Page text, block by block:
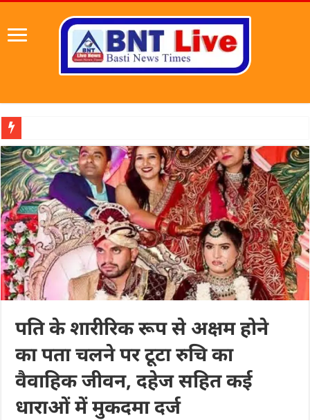
पति के शारीरिक रूप से अक्षम होने
का पता चलने पर टूटा रुचि का
वैवाहिक जीवन, दहेज सहित कई
धाराओं में मुकदमा दर्ज